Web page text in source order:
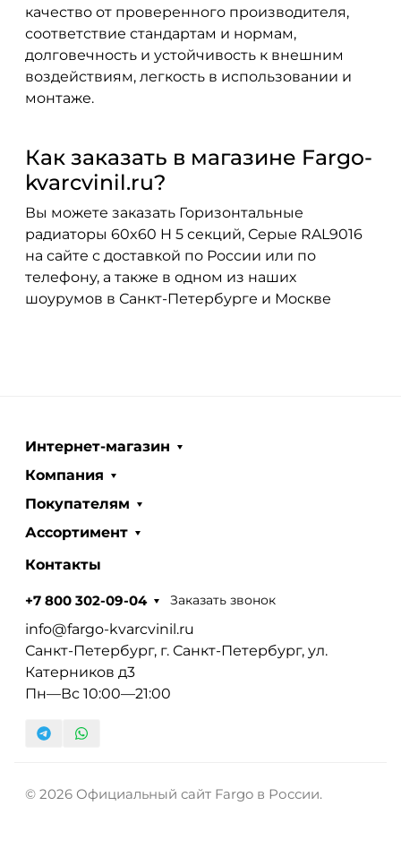
качество от проверенного производителя,
соответствие стандартам и нормам,
долговечность и устойчивость к внешним
воздействиям, легкость в использовании и
монтаже.
Как заказать в магазине Fargo-
kvarcvinil.ru?
Вы можете заказать Горизонтальные
радиаторы 60x60 H 5 секций, Серые RAL9016
на сайте с доставкой по России или по
телефону, а также в одном из наших
шоурумов в Санкт-Петербурге и Москве
Интернет-магазин
Компания
Покупателям
Ассортимент
Контакты
+7 800 302-09-04 Заказать звонок
info@fargo-kvarcvinil.ru
Санкт-Петербург, г. Санкт-Петербург, ул.
Катерников д3
Пн—Вс 10:00—21:00
© 2026 Официальный сайт Fargo в России.